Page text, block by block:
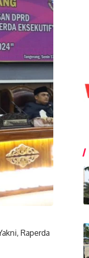
Raperda